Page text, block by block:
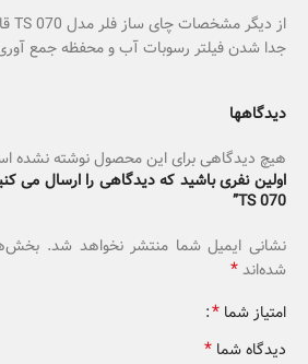
جدا شدن فیلتر رسوبات آب و محفظه جمع
دیدگاهها
هیچ دیدگاهی برای این محصول نوشته نشده
اولین نفری باشید که دیدگاهی را ارسال می
TS 070”
نشانی ایمیل شما منتشر نخواهد شد.
شده‌اند*
امتیاز شما *
دیدگاه شما *